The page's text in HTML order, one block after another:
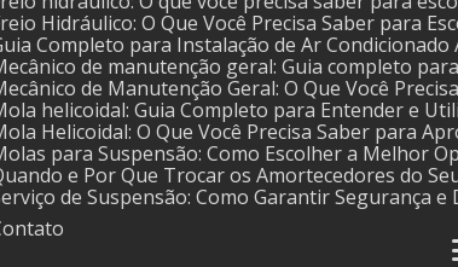
Freio Hidráulico: O Que Você Precisa Saber para
Guia Completo para Instalação de Ar
Mecânico de manutenção geral: Guia completo
Mecânico de Manutenção Geral: O Que Você
Mola helicoidal: Guia Completo para Entender e
Mola Helicoidal: O Que Você Precisa Saber para
Molas para Suspensão: Como Escolher a Melhor
Quando e Por Que Trocar os Amortecedores do
Serviço de Suspensão: Como Garantir Segurança
Contato